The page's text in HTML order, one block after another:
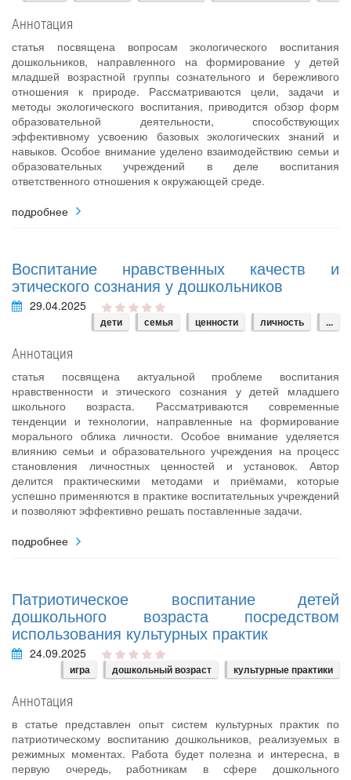
Аннотация
статья посвящена вопросам экологического воспитания
дошкольников, направленного на формирование у детей
младшей возрастной группы сознательного и бережливого
отношения к природе. Рассматриваются цели, задачи и
методы экологического воспитания, приводится обзор форм
образовательной деятельности, способствующих
эффективному усвоению базовых экологических знаний и
навыков. Особое внимание уделено взаимодействию семьи и
образовательных учреждений в деле воспитания
ответственного отношения к окружающей среде.
подробнее
Воспитание нравственных качеств и
этического сознания у дошкольников
29.04.2025
дети семья ценности личность ...
Аннотация
статья посвящена актуальной проблеме воспитания
нравственности и этического сознания у детей младшего
школьного возраста. Рассматриваются современные
тенденции и технологии, направленные на формирование
морального облика личности. Особое внимание уделяется
влиянию семьи и образовательного учреждения на процесс
становления личностных ценностей и установок. Автор
делится практическими методами и приёмами, которые
успешно применяются в практике воспитательных учреждений
и позволяют эффективно решать поставленные задачи.
подробнее
Патриотическое воспитание детей
дошкольного возраста посредством
использования культурных практик
24.09.2025
игра дошкольный возраст культурные практики
Аннотация
в статье представлен опыт систем культурных практик по
патриотическому воспитанию дошкольников, реализуемых в
режимных моментах. Работа будет полезна и интересна, в
первую очередь, работникам в сфере дошкольного